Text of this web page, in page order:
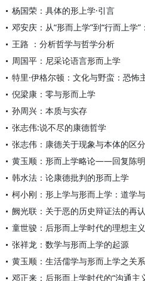
杨国荣：具体的形上学·引言
邓安庆：从“形而上学”到“行而上学
王路 ：分析哲学与哲学分析
周国平：尼采论语言形而上学
特里·伊格尔顿：文化与野蛮：恐怖
倪梁康：零与形而上学
孙周兴：本质与实存
张志伟:说不尽的康德哲学
张志伟：康德关于现象与本体的区分
黄玉顺：形而上学略论——回复陈
韩水法：论康德批判的形而上学
柯小刚：形上学与形而上学：道学
阙光联：关于恶的历史辩证法的再
张祥龙：数学与形而上学的起源
黄玉顺：生活儒学与形而上学之
邓正来：后形而上学时代的“沟通主